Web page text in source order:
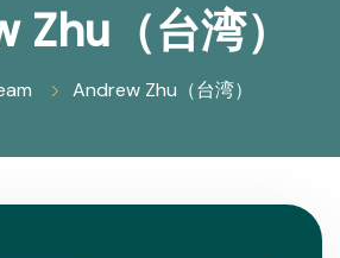
Zhu（台湾）
Andrew Zhu（台湾）